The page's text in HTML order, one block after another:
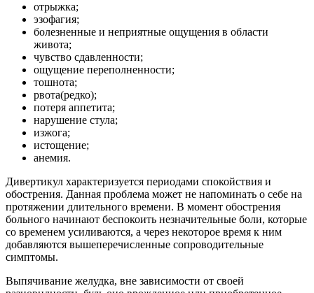
отрыжка;
эзофагия;
болезненные и неприятные ощущения в области
живота;
чувство сдавленности;
ощущение переполненности;
тошнота;
рвота(редко);
потеря аппетита;
нарушение стула;
изжога;
истощение;
анемия.
Дивертикул характеризуется периодами спокойствия и
обострения. Данная проблема может не напоминать о себе на
протяжении длительного времени. В момент обострения
больного начинают беспокоить незначительные боли, которые
со временем усиливаются, а через некоторое время к ним
добавляются вышеперечисленные сопроводительные
симптомы.
Выпячивание желудка, вне зависимости от своей